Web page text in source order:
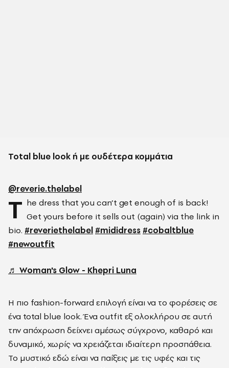
Total blue look ή με ουδέτερα κομμάτια
@reverie.thelabel
T he dress that you can’t get enough of is back!
Get yours before it sells out (again) via the link in
bio. #reveriethelabel #mididress #cobaltblue
#newoutfit
♬ Woman's Glow - Khepri Luna
Η πιο fashion-forward επιλογή είναι να το φορέσεις σε
ένα total blue look. Ένα outfit εξ ολοκλήρου σε αυτή
την απόχρωση δείχνει αμέσως σύγχρονο, καθαρό και
δυναμικό, χωρίς να χρειάζεται ιδιαίτερη προσπάθεια.
Το μυστικό εδώ είναι να παίξεις με τις υφές και τις